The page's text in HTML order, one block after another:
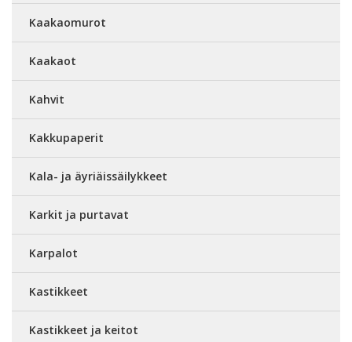
Kaakaomurot
Kaakaot
Kahvit
Kakkupaperit
Kala- ja äyriäissäilykkeet
Karkit ja purtavat
Karpalot
Kastikkeet
Kastikkeet ja keitot